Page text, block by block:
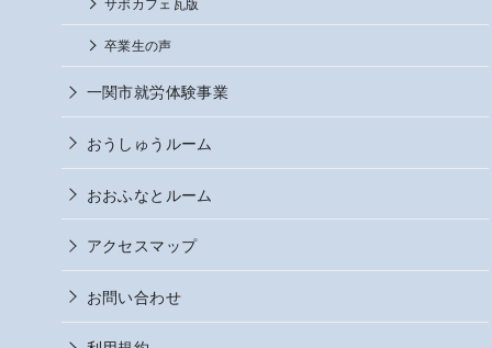
サポカフェ瓦版
卒業生の声
一関市就労体験事業
おうしゅうルーム
おおふなとルーム
アクセスマップ
お問い合わせ